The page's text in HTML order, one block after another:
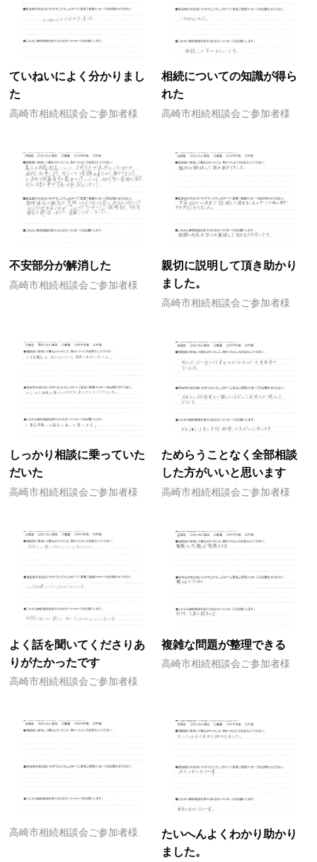
ていねいによく分かりまし
た
高崎市相続相談会ご参加者様
相続についての知識が得ら
れた
高崎市相続相談会ご参加者様
不安部分が解消した
高崎市相続相談会ご参加者様
親切に説明して頂き助かり
ました。
高崎市相続相談会ご参加者様
しっかり相談に乗っていた
だいた
高崎市相続相談会ご参加者様
ためらうことなく全部相談
した方がいいと思います
高崎市相続相談会ご参加者様
よく話を聞いてくださりあ
りがたかったです
高崎市相続相談会ご参加者様
複雑な問題が整理できる
高崎市相続相談会ご参加者様
高崎市相続相談会ご参加者様
たいへんよくわかり助かり
ました。